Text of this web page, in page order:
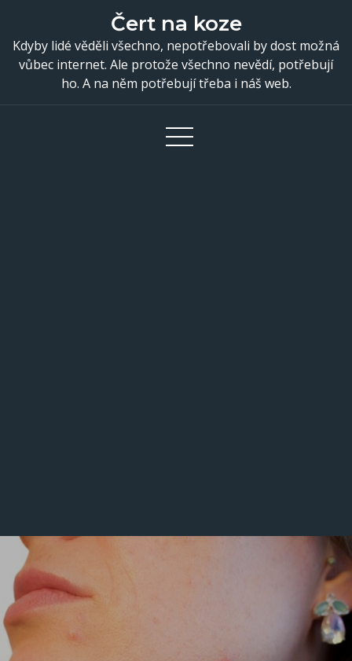
content
Čert na koze
Kdyby lidé věděli všechno, nepotřebovali by dost možná
vůbec internet. Ale protože všechno nevědí, potřebují
ho. A na něm potřebují třeba i náš web.